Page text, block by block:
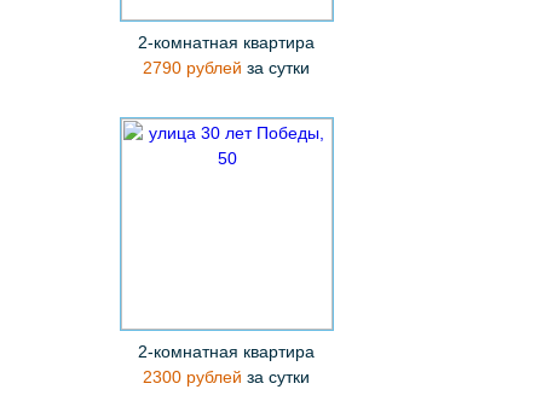
2-комнатная квартира
2790 рублей за сутки
2-комнатная квартира
2300 рублей за сутки